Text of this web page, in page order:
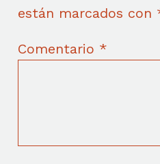
están marcados con
Comentario *